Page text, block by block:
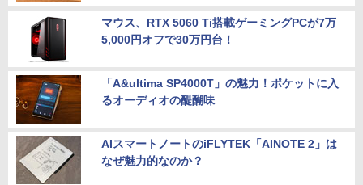
マウス、RTX 5060 Ti搭載ゲーミングPCが7万
5,000円オフで30万円台！
「A&ultima SP4000T」の魅力！ポケットに入
るオーディオの醍醐味
AIスマートノートのiFLYTEK「AINOTE 2」は
なぜ魅力的なのか？